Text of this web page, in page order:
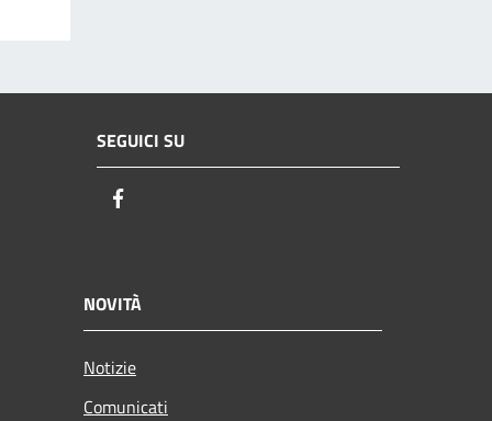
SEGUICI SU
NOVITÀ
Notizie
Comunicati